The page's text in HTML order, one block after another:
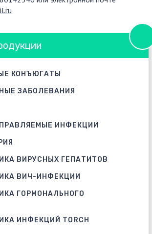
КОНЪЮГАТЫ
ЗАБОЛЕВАНИЯ
ИНФЕКЦИИ
ВИРУСНЫХ ГЕПАТИТОВ
ВИЧ-ИНФЕКЦИИ
ГОРМОНАЛЬНОГО
ИНФЕКЦИЙ TORCH